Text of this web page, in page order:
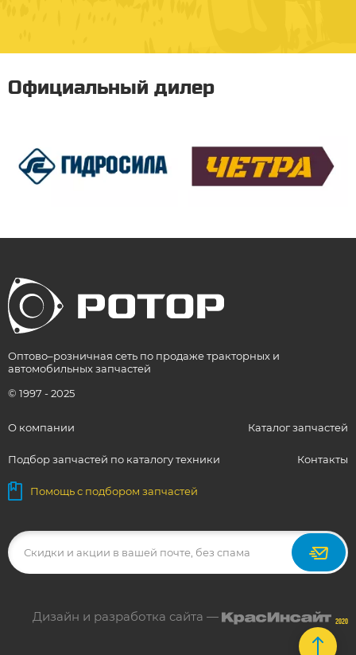
Официальный дилер
Оптово–розничная сеть по продаже тракторных и
автомобильных запчастей
© 1997 - 2025
О компании Каталог запчастей
Подбор запчастей по каталогу техники Контакты
Помощь с подбором запчастей
Дизайн и разработка сайта — 2020